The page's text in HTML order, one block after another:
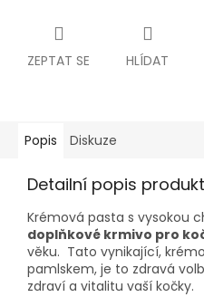
ZEPTAT SE HLÍDAT
Popis Diskuze
Detailní popis
Krémová pasta s vysokou
doplňkové krmivo pro
věku. Tato vynikající,
pamlskem, je to zdravá
zdraví a vitalitu vaší kočky.